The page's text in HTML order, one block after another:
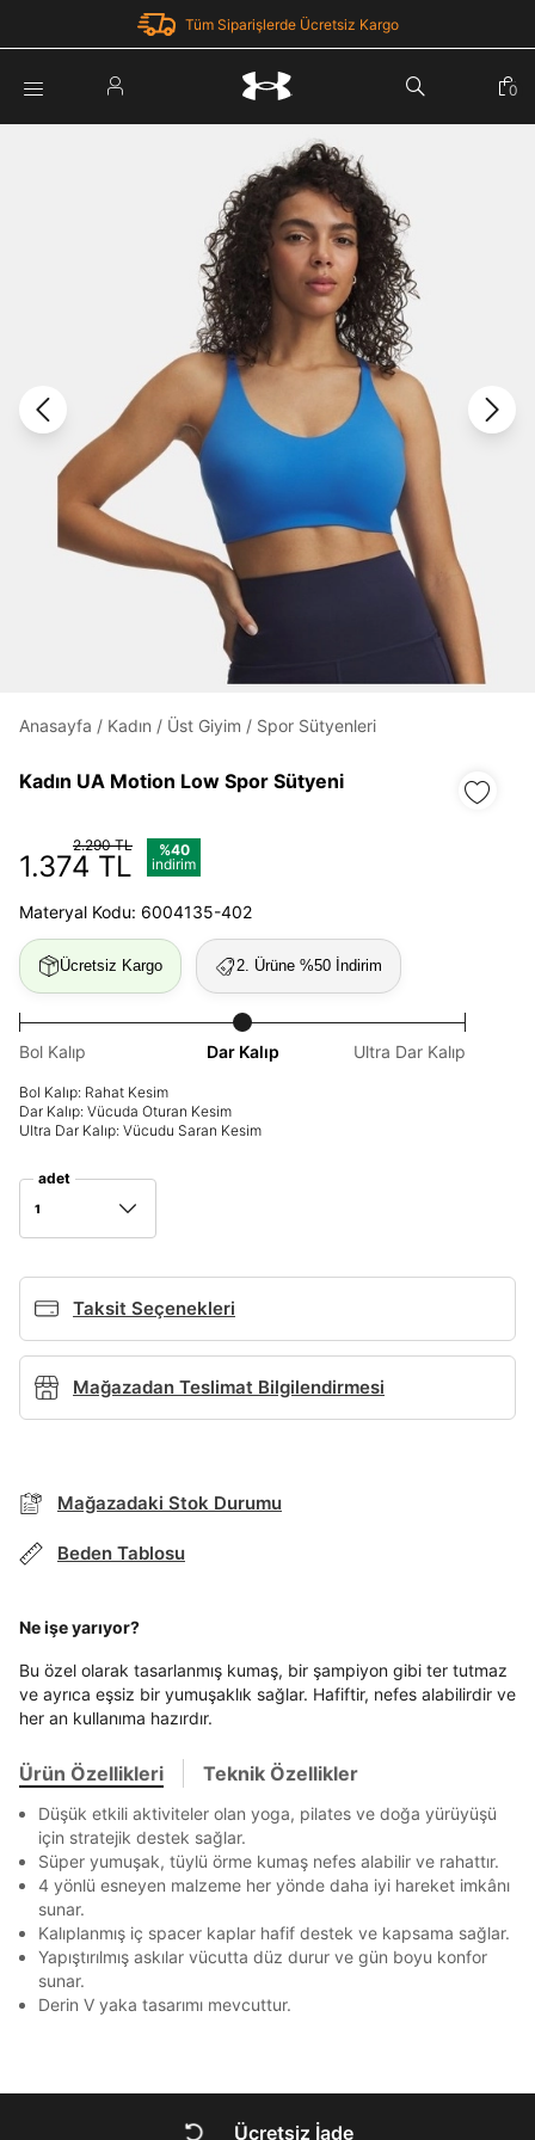
Tüm Siparişlerde Ücretsiz Kargo
Şifremi Unuttum
Giriş Yap
Under Armour'da yeni misiniz?
Üye Olmadan Devam Et
0
Anasayfa / Kadın / Üst Giyim / Spor Sütyenleri
Kadın UA Motion Low Spor Sütyeni
2.290 TL
1.374 TL
%40
indirim
Materyal Kodu: 6004135-402
Ücretsiz Kargo 2. Ürüne %50 İndirim
Bol Kalıp Dar Kalıp Ultra Dar Kalıp
Bol Kalıp: Rahat Kesim
Dar Kalıp: Vücuda Oturan Kesim
Ultra Dar Kalıp: Vücudu Saran Kesim
adet
1
Taksit Seçenekleri
Banka
Akbank
Ziraat Bankası Ziraat Bankası 4
QNB
Kapat
Mağazadan Teslimat Bilgilendirmesi
Mağazadaki Stok Durumu
Beden Tablosu
Ne işe yarıyor?
Bu özel olarak tasarlanmış kumaş, bir şampiyon gibi ter tutmaz
ve ayrıca eşsiz bir yumuşaklık sağlar. Hafiftir, nefes alabilirdir ve
her an kullanıma hazırdır.
Ürün Özellikleri Teknik Özellikler
Düşük etkili aktiviteler olan yoga, pilates ve doğa yürüyüşü
için stratejik destek sağlar.
Süper yumuşak, tüylü örme kumaş nefes alabilir ve rahattır.
4 yönlü esneyen malzeme her yönde daha iyi hareket imkânı
sunar.
Kalıplanmış iç spacer kaplar hafif destek ve kapsama sağlar.
Yapıştırılmış askılar vücutta düz durur ve gün boyu konfor
sunar.
Derin V yaka tasarımı mevcuttur.
Mağazada Bul
BEDEN TABLOSU
Ürün stoklara geldiğinde
mail adresinize
bildirim göndereceğiz.
Ücretsiz İade
Term Of Use
Kapat
Kapat
Siparişinizin durumu hakkında bilgi alabilmek için
Sipariş Numaranız *
Parola Yenileme
Parolayı Yenile
Giriş Sayfasına Dön
Zaten hesabın var mı? Giriş yap
Daha hızlı ödeme.
Giriş Yap
E-posta
Şifre
Ad*
E-posta Adresi*
Şifre*
Bir rakam
En az 1 özel karakter
Kişisel verileriniz
Aydınlatma Metni ,Hüküm ve Koşullar
uyarınca işlenecektir. Kişisel verilerimin Doğuş
Perakende Satış Giyim ve Aksesuar Ticaret A.Ş.
tarafından ticari elektronik ileti gönderilmesi amacıyla
işlenmesini kabul ediyorum.
Sms
Çağrı Merkezi / Arama
Aksesuar Ticaret A.Ş. bünyesinde yer alan
Kimlik, iletişim ve müşteri işlem verilerimin alınan
Bilgilerinizi güncellemek için lütfen telefonunuza SMS
ile gelen kodu girerek telefon numaranızı doğrulayın.
GÖNDER
Bilgilerinizi güncellemek için lütfen telefonunuza SMS
ile gelen kodu girerek telefon numaranızı doğrulayın.
GÖNDER